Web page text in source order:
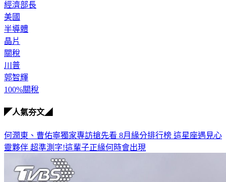
經濟部長
美國
半導體
晶片
關稅
川普
郭智輝
100%關稅
◤人氣夯文◢
何潤東、曹佑寧獨家專訪搶先看 8月緣分排行榜 這星座遇見心
靈夥伴 超準測字!這輩子正緣何時會出現